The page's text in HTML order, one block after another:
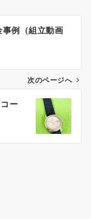
事例（組立動画
次のページへ
ー